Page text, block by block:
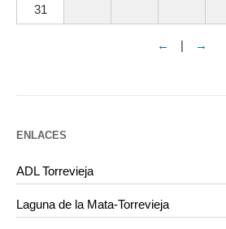
31
← | →
ENLACES
ADL Torrevieja
Laguna de la Mata-Torrevieja